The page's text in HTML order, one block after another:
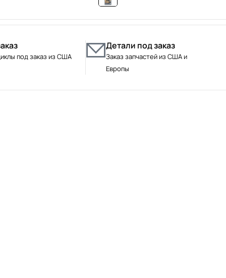
под заказ из США
Детали под заказ
Заказ запчастей из США и
Европы